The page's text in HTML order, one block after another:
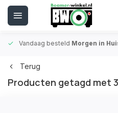
Vandaag besteld Morgen in
Terug
Producten getagd met